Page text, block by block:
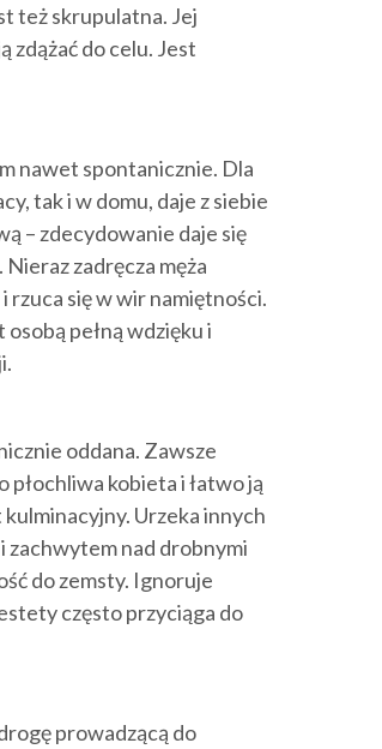
też skrupulatna. Jej
zdążać do celu. Jest
nawet spontanicznie. Dla
tak i w domu, daje z siebie
– zdecydowanie daje się
zadręcza męża
rzuca się w wir namiętności.
pełną wdzięku i
oddana. Zawsze
kobieta i łatwo ją
Urzeka innych
zachwytem nad drobnymi
do zemsty. Ignoruje
często przyciąga do
prowadzącą do